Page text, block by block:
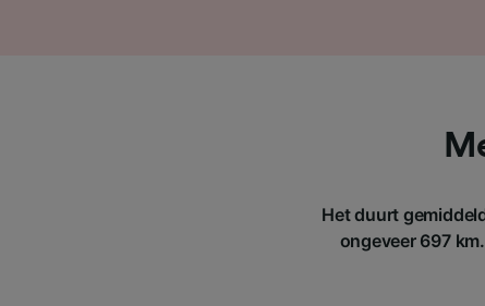
Het duurt
ongeveer 697